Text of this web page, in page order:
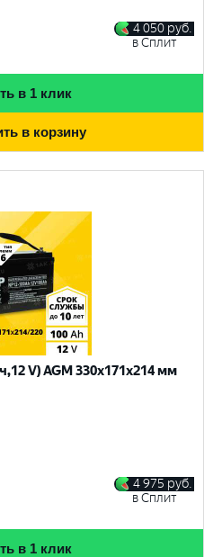
4 050 руб.
в Сплит
в 1 клик
в корзину
V) AGM 330x171x214 мм
4 975 руб.
в Сплит
в 1 клик